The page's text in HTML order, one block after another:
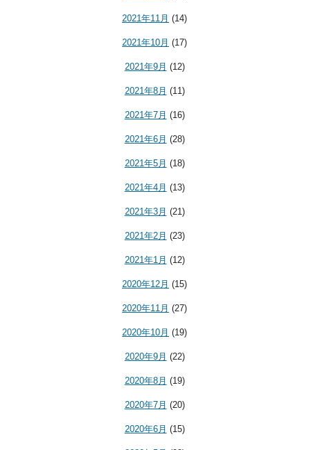
2021年11月 (14)
2021年10月 (17)
2021年9月 (12)
2021年8月 (11)
2021年7月 (16)
2021年6月 (28)
2021年5月 (18)
2021年4月 (13)
2021年3月 (21)
2021年2月 (23)
2021年1月 (12)
2020年12月 (15)
2020年11月 (27)
2020年10月 (19)
2020年9月 (22)
2020年8月 (19)
2020年7月 (20)
2020年6月 (15)